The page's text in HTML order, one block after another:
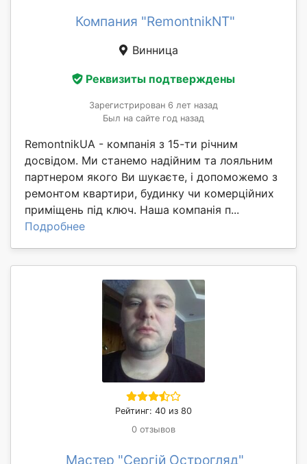
Компания "RemontnikNT"
Винница
Реквизиты подтверждены
Зарегистрирован 6 лет назад
Был на сайте год назад
RemontnikUA - компанія з 15-ти річним
досвідом. Ми станемо надійним та лояльним
партнером якого Ви шукаєте, і допоможемо з
ремонтом квартири, будинку чи комерційних
приміщень під ключ. Наша компанія п...
Подробнее
Рейтинг: 40 из 80
0 отзывов
Мастер "Сергій Острогляд"